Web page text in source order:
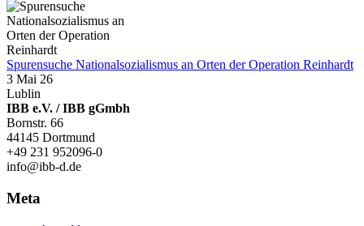
Spurensuche Nationalsozialismus an Orten der Operation Reinhardt
3 Mai 26
Lublin
IBB e.V. / IBB gGmbh
Bornstr. 66
44145 Dortmund
+49 231 952096-0
info@ibb-d.de
Meta